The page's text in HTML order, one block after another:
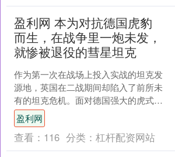
盈利网 本为对抗德国虎豹
而生，在战争里一炮未发，
就惨被退役的彗星坦克
作为第一次在战场上投入实战的坦克发
源地，英国在二战期间却陷入了前所未
有的坦克危机。面对德国强大的虎式重
型坦克和黑豹中型坦克，英国的巡洋坦
克在战斗中几乎毫无还手之....
盈利网
查看： 116 分类： 杠杆配资网站